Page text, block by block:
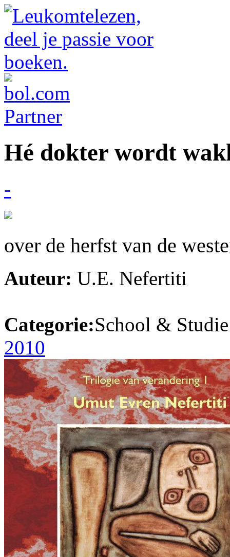
Hé dokter wordt
-
over de herfst van de
Auteur: U.E. Nefertiti
Categorie:School &
2010